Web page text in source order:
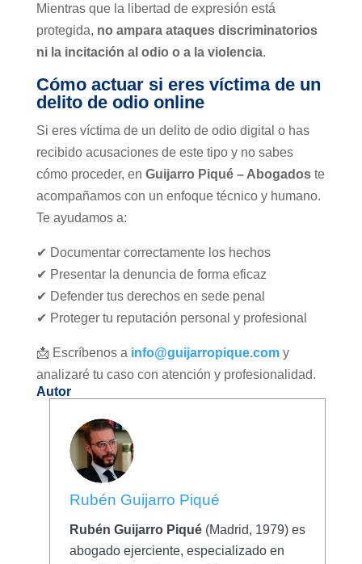
Mientras que la libertad de expresión está
protegida, no ampara ataques discriminatorios
ni la incitación al odio o a la violencia.
Cómo actuar si eres víctima de un
delito de odio online
Si eres víctima de un delito de odio digital o has
recibido acusaciones de este tipo y no sabes
cómo proceder, en Guijarro Piqué – Abogadoste
acompañamos con un enfoque técnico y humano.
Te ayudamos a:
✔ Documentar correctamente los hechos
✔ Presentar la denuncia de forma eficaz
✔ Defender tus derechos en sede penal
✔ Proteger tu reputación personal y profesional
📩 Escríbenos a info@guijarropique.comy
analizaré tu caso con atención y profesionalidad.
Autor
Rubén Guijarro Piqué
Rubén Guijarro Piqué(Madrid, 1979) es
abogado ejerciente, especializado en